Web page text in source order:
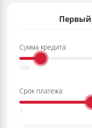
Первый
Сумма кредита:
Срок платежа: